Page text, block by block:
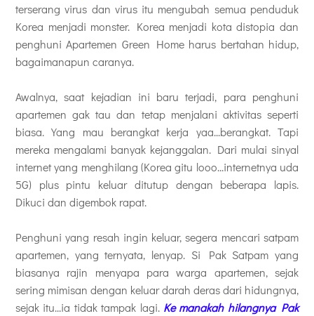
terserang virus dan virus itu mengubah semua penduduk
Korea menjadi monster. Korea menjadi kota distopia dan
penghuni Apartemen Green Home harus bertahan hidup,
bagaimanapun caranya.
Awalnya, saat kejadian ini baru terjadi, para penghuni
apartemen gak tau dan tetap menjalani aktivitas seperti
biasa. Yang mau berangkat kerja yaa...berangkat. Tapi
mereka mengalami banyak kejanggalan. Dari mulai sinyal
internet yang menghilang (Korea gitu looo...internetnya uda
5G) plus pintu keluar ditutup dengan beberapa lapis.
Dikuci dan digembok rapat.
Penghuni yang resah ingin keluar, segera mencari satpam
apartemen, yang ternyata, lenyap. Si Pak Satpam yang
biasanya rajin menyapa para warga apartemen, sejak
sering mimisan dengan keluar darah deras dari hidungnya,
sejak itu...ia tidak tampak lagi. Ke manakah hilangnya Pak